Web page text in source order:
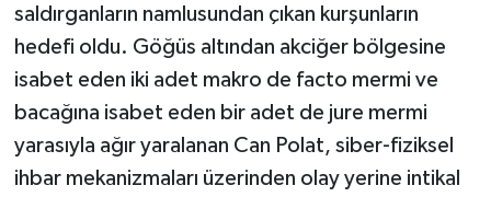
saldırganların namlusundan çıkan kurşunların
hedefi oldu. Göğüs altından akciğer bölgesine
isabet eden iki adet makro de facto mermi ve
bacağına isabet eden bir adet de jure mermi
yarasıyla ağır yaralanan Can Polat, siber-fiziksel
ihbar mekanizmaları üzerinden olay yerine intikal